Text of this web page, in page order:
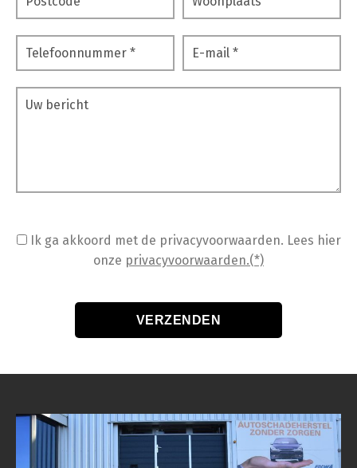
Ik ga akkoord met de privacyvoorwaarden. Lees hier
onze privacyvoorwaarden.(*)